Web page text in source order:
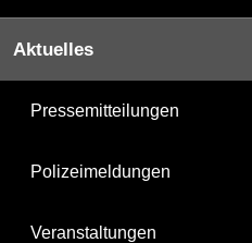
Aktuelles
Pressemitteilungen
Polizeimeldungen
Veranstaltungen